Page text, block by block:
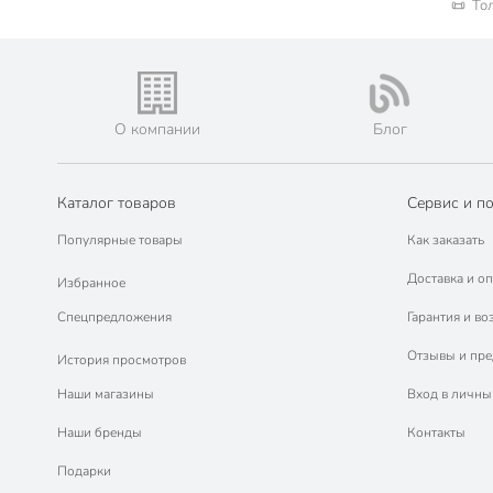
📜
О компании Блог
Каталог товаров
Популярные товары
Избранное
Спецпредложения
История просмотров
Наши магазины
Наши бренды
Подарки
Сервис и
Как заказать
Доставка и
Гарантия и
Отзывы и
Вход в
Контакты